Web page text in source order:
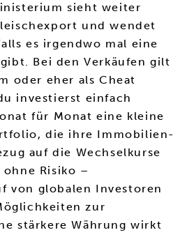
sieht weiter
und wendet
es irgendwo mal eine
Bei den Verkäufen gilt
oder eher als Cheat
investierst einfach
für Monat eine kleine
die ihre Immobilien-
auf die Wechselkurse
Risiko –
von globalen Investoren
zur
stärkere Währung wirkt